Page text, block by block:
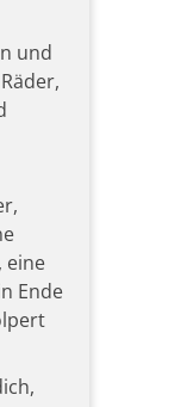
und
eine
Ende